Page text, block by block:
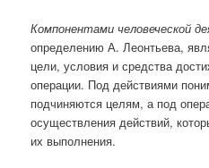
Компонентами человеческой
определению А. Леонтьева,
цели, условия и средства
операции. Под действиями
подчиняются целям, а под
осуществления действий,
их выполнения.